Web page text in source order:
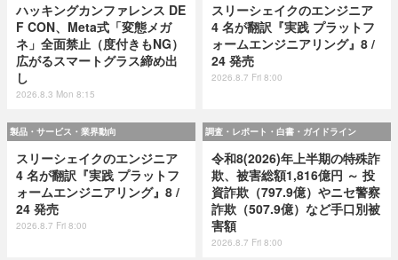
ハッキングカンファレンス DE
F CON、Meta式「変態メガ
ネ」全面禁止（度付きもNG）
広がるスマートグラス締め出
し
2026.8.3 Mon 8:15
スリーシェイクのエンジニア
4 名が翻訳『実践 プラットフ
ォームエンジニアリング』8 /
24 発売
2026.8.7 Fri 8:00
製品・サービス・業界動向
スリーシェイクのエンジニア
4 名が翻訳『実践 プラットフ
ォームエンジニアリング』8 /
24 発売
2026.8.7 Fri 8:00
調査・レポート・白書・ガイドライン
令和8(2026)年上半期の特殊詐
欺、被害総額1,816億円 ～ 投
資詐欺（797.9億）やニセ警察
詐欺（507.9億）など手口別被
害額
2026.8.7 Fri 8:00